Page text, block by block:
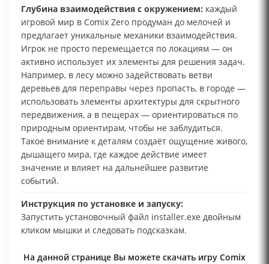
Глубина взаимодействия с окружением: каждый
игровой мир в Comix Zero продуман до мелочей и
предлагает уникальные механики взаимодействия.
Игрок не просто перемещается по локациям — он
активно использует их элементы для решения задач.
Например, в лесу можно задействовать ветви
деревьев для переправы через пропасть, в городе —
использовать элементы архитектуры для скрытного
передвижения, а в пещерах — ориентироваться по
природным ориентирам, чтобы не заблудиться.
Такое внимание к деталям создаёт ощущение живого,
дышащего мира, где каждое действие имеет
значение и влияет на дальнейшее развитие
событий.
Инструкция по установке и запуску:
Запустить установочный файл installer.exe двойным
кликом мышки и следовать подсказкам.
На данной странице Вы можете скачать игру Comix